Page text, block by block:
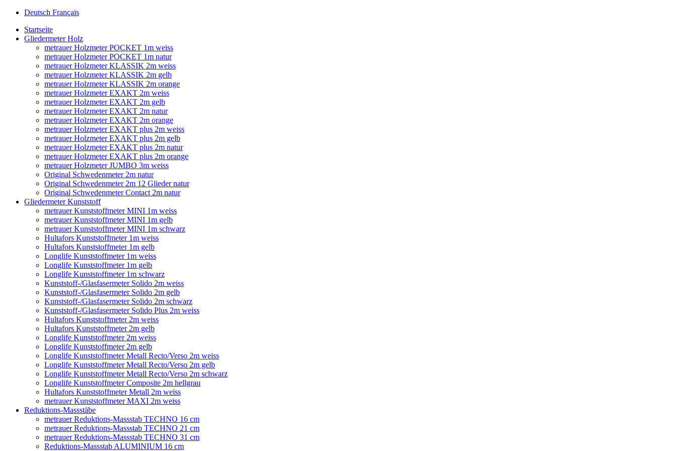
Deutsch Français
Startseite
Gliedermeter Holz
metrauer Holzmeter POCKET 1m weiss
metrauer Holzmeter POCKET 1m natur
metrauer Holzmeter KLASSIK 2m weiss
metrauer Holzmeter KLASSIK 2m gelb
metrauer Holzmeter KLASSIK 2m orange
metrauer Holzmeter EXAKT 2m weiss
metrauer Holzmeter EXAKT 2m gelb
metrauer Holzmeter EXAKT 2m natur
metrauer Holzmeter EXAKT 2m orange
metrauer Holzmeter EXAKT plus 2m weiss
metrauer Holzmeter EXAKT plus 2m gelb
metrauer Holzmeter EXAKT plus 2m natur
metrauer Holzmeter EXAKT plus 2m orange
metrauer Holzmeter JUMBO 3m weiss
Original Schwedenmeter 2m natur
Original Schwedenmeter 2m 12 Glieder natur
Original Schwedenmeter Contact 2m natur
Gliedermeter Kunststoff
metrauer Kunststoffmeter MINI 1m weiss
metrauer Kunststoffmeter MINI 1m gelb
metrauer Kunststoffmeter MINI 1m schwarz
Hultafors Kunststoffmeter 1m weiss
Hultafors Kunststoffmeter 1m gelb
Longlife Kunststoffmeter 1m weiss
Longlife Kunststoffmeter 1m gelb
Longlife Kunststoffmeter 1m schwarz
Kunststoff-/Glasfasermeter Solido 2m weiss
Kunststoff-/Glasfasermeter Solido 2m gelb
Kunststoff-/Glasfasermeter Solido 2m schwarz
Kunststoff-/Glasfasermeter Solido Plus 2m weiss
Hultafors Kunststoffmeter 2m weiss
Hultafors Kunststoffmeter 2m gelb
Longlife Kunststoffmeter 2m weiss
Longlife Kunststoffmeter 2m gelb
Longlife Kunststoffmeter Metall Recto/Verso 2m weiss
Longlife Kunststoffmeter Metall Recto/Verso 2m gelb
Longlife Kunststoffmeter Metall Recto/Verso 2m schwarz
Longlife Kunststoffmeter Composite 2m hellgrau
Hultafors Kunststoffmeter Metall 2m weiss
metrauer Kunststoffmeter MAXI 2m weiss
Reduktions-Massstäbe
metrauer Reduktions-Massstab TECHNO 16 cm
metrauer Reduktions-Massstab TECHNO 21 cm
metrauer Reduktions-Massstab TECHNO 31 cm
Reduktions-Massstab ALUMINIUM 16 cm